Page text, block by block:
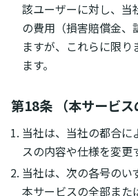
該ユーザーに対し、当
の費用（損害賠償金、
ますが、これらに限
ます。
第18条 （本サービス
当社は、当社の都合に
スの内容や仕様を変更
当社は、次の各号のい
本サービスの全部また